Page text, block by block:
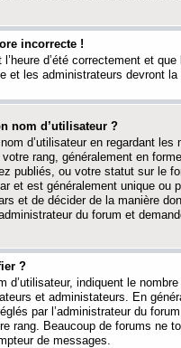
incorrecte !
d’été correctement et
et les administrateurs devront la
nom d’utilisateur ?
d’utilisateur en regardant
rang, généralement en
publiés, ou votre statut sur le
et est généralement unique ou
et de décider de la manière
du forum et
?
d’utilisateur, indiquent le
et administateurs. En
par l’administrateur du
rang. Beaucoup de forums ne
de messages.